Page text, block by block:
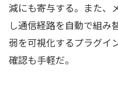
減にも寄与する。また、
し通信経路を自動で組み
弱を可視化するプラグイ
確認も手軽だ。